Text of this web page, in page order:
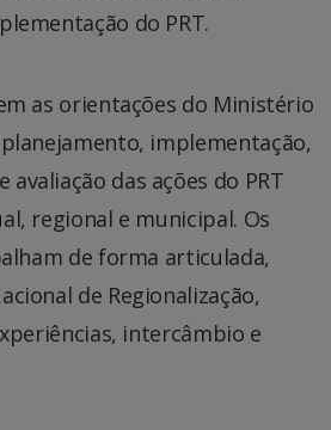
do PRT.
as orientações do Ministério
implementação,
das ações do PRT
regional e municipal. Os
de forma articulada,
de Regionalização,
intercâmbio e